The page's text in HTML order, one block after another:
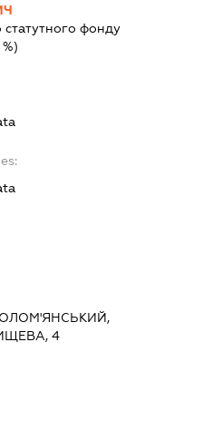
статутного фонду
4